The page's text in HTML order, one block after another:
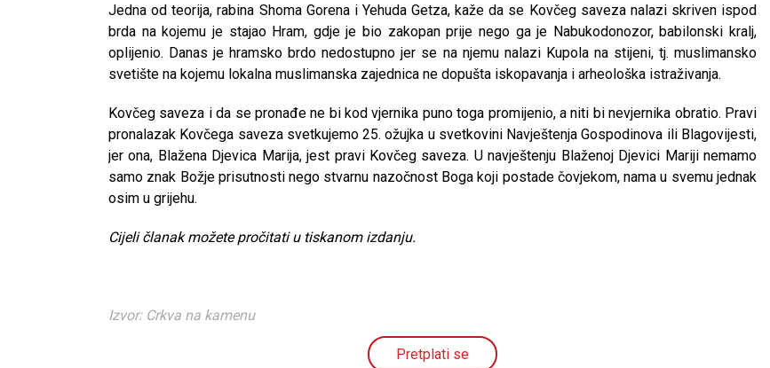
Jedna od teorija, rabina Shoma Gorena i Yehuda Getza, kaže da se Kovčeg saveza nalazi skriven ispod
brda na kojemu je stajao Hram, gdje je bio zakopan prije nego ga je Nabukodonozor, babilonski kralj,
oplijenio. Danas je hramsko brdo nedostupno jer se na njemu nalazi Kupola na stijeni, tj. muslimansko
svetište na kojemu lokalna muslimanska zajednica ne dopušta iskopavanja i arheološka istraživanja.
Kovčeg saveza i da se pronađe ne bi kod vjernika puno toga promijenio, a niti bi nevjernika obratio. Pravi
pronalazak Kovčega saveza svetkujemo 25. ožujka u svetkovini Navještenja Gospodinova ili Blagovijesti,
jer ona, Blažena Djevica Marija, jest pravi Kovčeg saveza. U navještenju Blaženoj Djevici Mariji nemamo
samo znak Božje prisutnosti nego stvarnu nazočnost Boga koji postade čovjekom, nama u svemu jednak
osim u grijehu.
Cijeli članak možete pročitati u tiskanom izdanju.
Izvor: Crkva na kamenu
Pretplati se